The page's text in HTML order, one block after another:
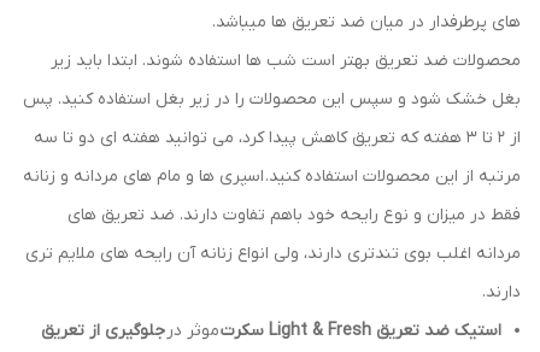
های پرطرفدار در میان ضد تعریق ها میباشد.
محصولات ضد تعریق بهتر است شب ها استفاده شوند. ابتدا باید زیر
بغل خشک شود و سپس این محصولات را در زیر بغل استفاده کنید. پس
از ۲ تا ۳ هفته که تعریق کاهش پیدا کرد، می توانید هفته ای دو تا سه
مرتبه از این محصولات استفاده کنید. اسپری ها و مام های مردانه و زنانه
فقط در میزان و نوع رایحه خود باهم تفاوت دارند. ضد تعریق های
مردانه اغلب بوی تندتری دارند، ولی انواع زنانه آن رایحه های ملایم تری
دارند.
استیک ضد تعریق Light & Fresh سکرت
موثر درجلوگیری از تعریق